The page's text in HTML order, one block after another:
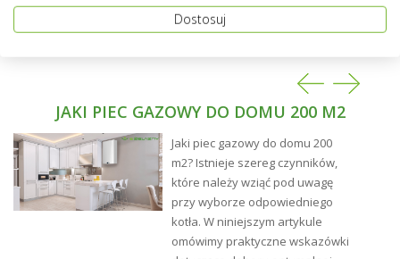
Każdy grzejnik pakowany jest w folię termokurczliwą z
zabezpieczonymi krawędziami przed uszkodzeniem i
10-cio letnia gwarancja na grzejniki ALATUS, obejmuje
wyroby, które eksploatowane są w systemach c.o.,
zgodnie z odpowiadającymi wytycznymi stosowania
grzejników stalowych, w szczególności:
hermetycznych, napełnionych właściwej jakości wodą,
dobrze odpowietrzonych.
Grzejniki z podłączeniem dolnym TYP V - fabrycznie
wyposażone we wkładkę zaworową Danfoss typu RA-
JAKI PIEC GAZOWY DO DOMU 200 M2
Jaki piec gazowy do domu 200
m2? Istnieje szereg czynników,
które należy wziąć pod uwagę
przy wyborze odpowiedniego
kotła. W niniejszym artykule
omówimy praktyczne wskazówki
Dostosuj